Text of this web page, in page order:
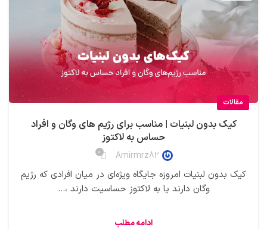
مقالات
کیک بدون لبنیات | مناسب برای رژیم های وگان و افراد
حساس به لاکتوز
Amirmrz82
0
کیک‌ بدون لبنیات امروزه جایگاه ویژه‌ای در میان افرادی که رژیم
وگان دارند یا به لاکتوز حساسیت دارند ،...
ادامه مطلب